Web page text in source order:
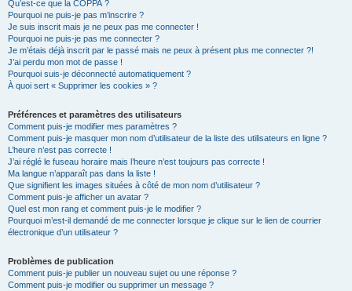
Qu’est-ce que la COPPA ?
Pourquoi ne puis-je pas m’inscrire ?
Je suis inscrit mais je ne peux pas me connecter !
Pourquoi ne puis-je pas me connecter ?
Je m’étais déjà inscrit par le passé mais ne peux à présent plus me connecter ?!
J’ai perdu mon mot de passe !
Pourquoi suis-je déconnecté automatiquement ?
À quoi sert « Supprimer les cookies » ?
Préférences et paramètres des utilisateurs
Comment puis-je modifier mes paramètres ?
Comment puis-je masquer mon nom d’utilisateur de la liste des utilisateurs en ligne ?
L’heure n’est pas correcte !
J’ai réglé le fuseau horaire mais l’heure n’est toujours pas correcte !
Ma langue n’apparaît pas dans la liste !
Que signifient les images situées à côté de mon nom d’utilisateur ?
Comment puis-je afficher un avatar ?
Quel est mon rang et comment puis-je le modifier ?
Pourquoi m’est-il demandé de me connecter lorsque je clique sur le lien de courrier
électronique d’un utilisateur ?
Problèmes de publication
Comment puis-je publier un nouveau sujet ou une réponse ?
Comment puis-je modifier ou supprimer un message ?